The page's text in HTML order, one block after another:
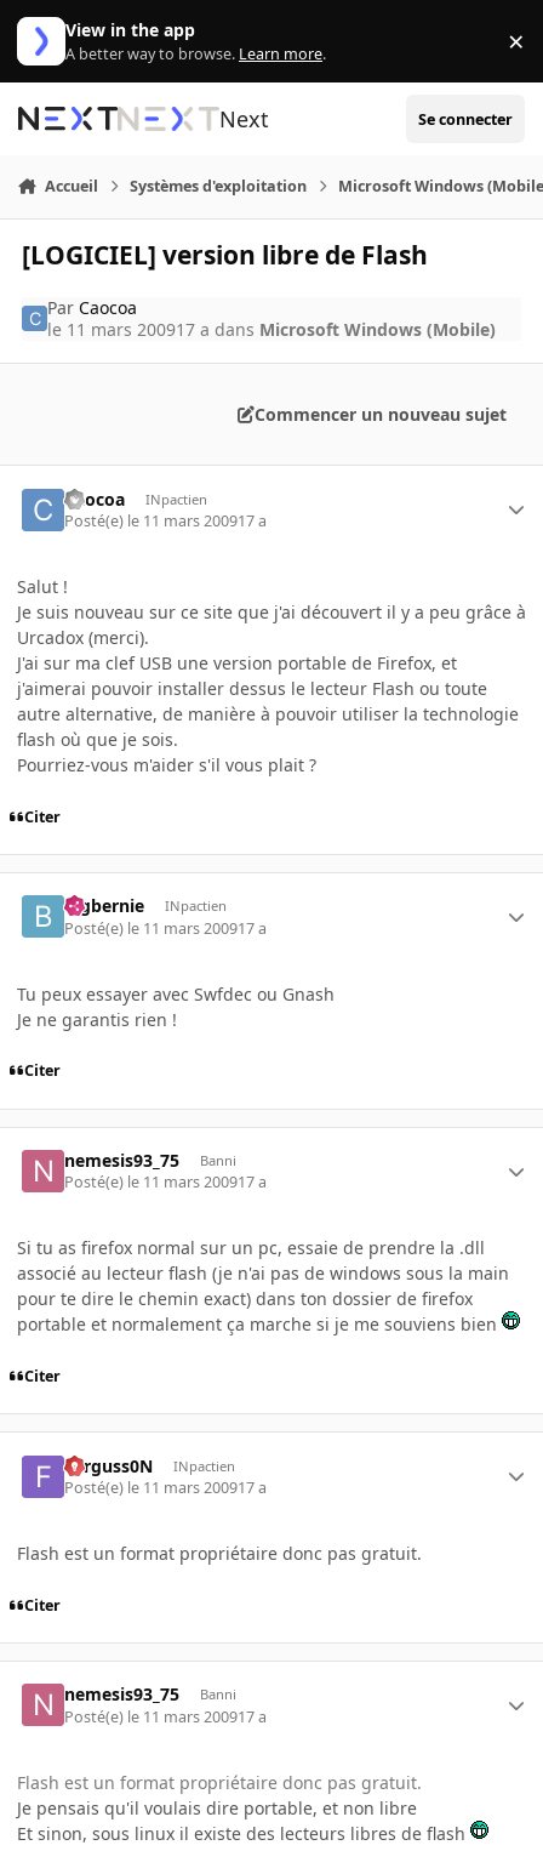
Aller au contenu
View in the app
A better way to browse. Learn more. ×
Next Se connecter
Accueil Systèmes d'exploitation Microsoft Windows
[LOGICIEL] version libre de Flash
ParCaocoa
le 11 mars 200917 a dans Microsoft Windows (Mobile)
Commencer un nouveau sujet
Caocoa INpactien
Posté(e) le 11 mars 200917 a
Salut !
Je suis nouveau sur ce site que j'ai découvert il y a peu grâce à
Urcadox (merci).
J'ai sur ma clef USB une version portable de Firefox, et
j'aimerai pouvoir installer dessus le lecteur Flash ou toute
autre alternative, de manière à pouvoir utiliser la technologie
flash où que je sois.
Pourriez-vous m'aider s'il vous plait ?
Citer
bigbernie INpactien
Posté(e) le 11 mars 200917 a
Tu peux essayer avec Swfdec ou Gnash
Je ne garantis rien !
Citer
nemesis93_75 Banni
Posté(e) le 11 mars 200917 a
Si tu as firefox normal sur un pc, essaie de prendre la .dll
associé au lecteur flash (je n'ai pas de windows sous la main
pour te dire le chemin exact) dans ton dossier de firefox
portable et normalement ça marche si je me souviens bien
Citer
Ferguss0N INpactien
Posté(e) le 11 mars 200917 a
Flash est un format propriétaire donc pas gratuit.
Citer
nemesis93_75 Banni
Posté(e) le 11 mars 200917 a
Flash est un format propriétaire donc pas gratuit.
Je pensais qu'il voulais dire portable, et non libre
Et sinon, sous linux il existe des lecteurs libres de flash